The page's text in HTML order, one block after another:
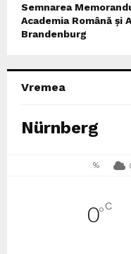
Semnarea
Academia Română și
Brandenburg
Vremea
Nürnberg
%
0°C